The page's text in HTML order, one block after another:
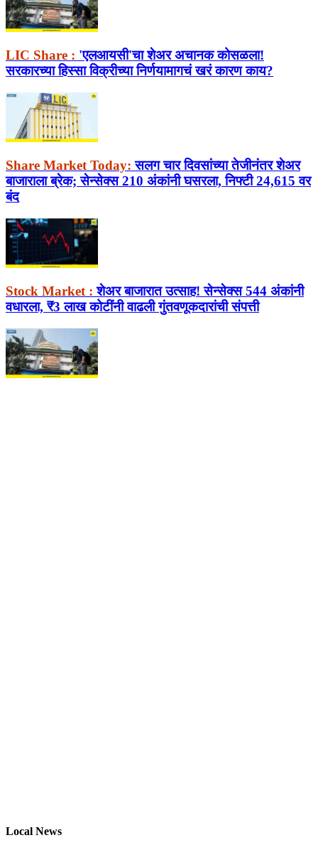
LIC Share : 'एलआयसी'चा शेअर अचानक कोसळला!
सरकारच्या हिस्सा विक्रीच्या निर्णयामागचं खरं कारण काय?
Share Market Today: सलग चार दिवसांच्या तेजीनंतर शेअर
बाजाराला ब्रेक; सेन्सेक्स 210 अंकांनी घसरला, निफ्टी 24,615 वर
बंद
Stock Market : शेअर बाजारात उत्साह! सेन्सेक्स 544 अंकांनी
वधारला, ₹3 लाख कोटींनी वाढली गुंतवणूकदारांची संपत्ती
Local News